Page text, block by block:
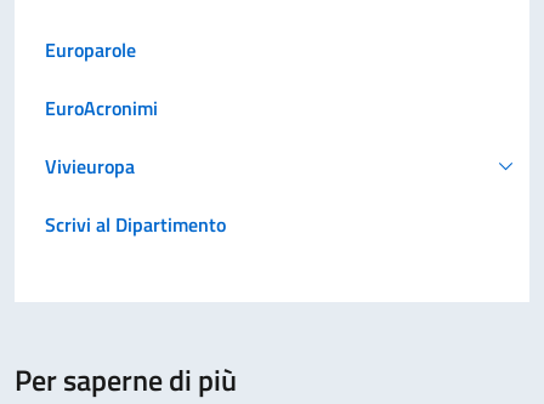
Europarole
EuroAcronimi
Vivieuropa
Scrivi al Dipartimento
Per saperne di più